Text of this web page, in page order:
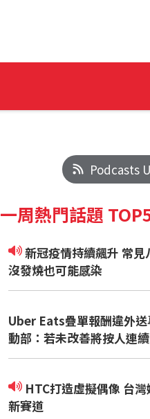
Podcasts
一周熱門話題
新冠疫情持續飆升 常見八大症狀
沒發燒也可能感染
Uber Eats疊單報酬違外送
動部：若未改善將按人連
新賽道